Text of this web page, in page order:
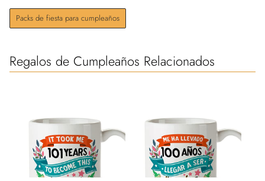
Packs de fiesta para cumpleaños
Regalos de Cumpleaños Relacionados